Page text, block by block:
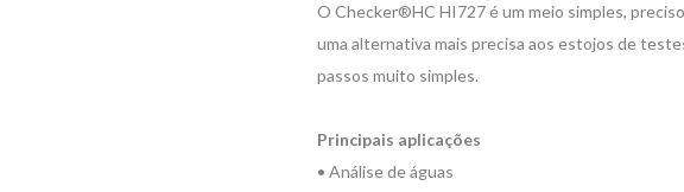
O Checker®HC HI727 é um meio simples,
uma alternativa mais precisa aos estojos de
passos muito simples.
Principais aplicações
• Análise de águas